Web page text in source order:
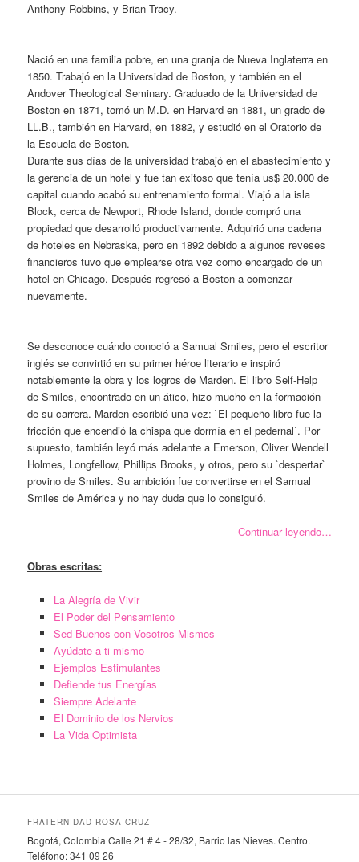
Anthony Robbins, y Brian Tracy.
Nació en una familia pobre, en una granja de Nueva Inglaterra en
1850. Trabajó en la Universidad de Boston, y también en el
Andover Theological Seminary. Graduado de la Universidad de
Boston en 1871, tomó un M.D. en Harvard en 1881, un grado de
LL.B., también en Harvard, en 1882, y estudió en el Oratorio de
la Escuela de Boston.
Durante sus días de la universidad trabajó en el abastecimiento y
la gerencia de un hotel y fue tan exitoso que tenía us$ 20.000 de
capital cuando acabó su entrenamiento formal. Viajó a la isla
Block, cerca de Newport, Rhode Island, donde compró una
propiedad que desarrolló productivamente. Adquirió una cadena
de hoteles en Nebraska, pero en 1892 debido a algunos reveses
financieros tuvo que emplearse otra vez como encargado de un
hotel en Chicago. Después regresó a Boston a comenzar
nuevamente.
Se desconoce cuándo conoció a Samual Smiles, pero el escritor
inglés se convirtió en su primer héroe literario e inspiró
notablemente la obra y los logros de Marden. El libro Self-Help
de Smiles, encontrado en un ático, hizo mucho en la formación
de su carrera. Marden escribió una vez: `El pequeño libro fue la
fricción que encendió la chispa que dormía en el pedernal`. Por
supuesto, también leyó más adelante a Emerson, Oliver Wendell
Holmes, Longfellow, Phillips Brooks, y otros, pero su `despertar`
provino de Smiles. Su ambición fue convertirse en el Samual
Smiles de América y no hay duda que lo consiguió.
Continuar leyendo…
Obras escritas:
La Alegría de Vivir
El Poder del Pensamiento
Sed Buenos con Vosotros Mismos
Ayúdate a ti mismo
Ejemplos Estimulantes
Defiende tus Energías
Siempre Adelante
El Dominio de los Nervios
La Vida Optimista
FRATERNIDAD ROSA CRUZ
Bogotá, Colombia Calle 21 # 4 - 28/32, Barrio las Nieves. Centro.
Teléfono: 341 09 26